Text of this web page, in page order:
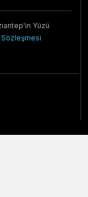
Yüzü
Sözleşmesi